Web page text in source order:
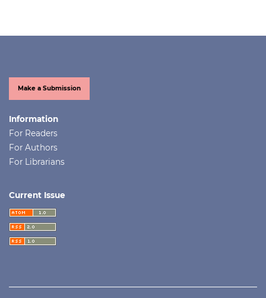
Make a Submission
Information
For Readers
For Authors
For Librarians
Current Issue